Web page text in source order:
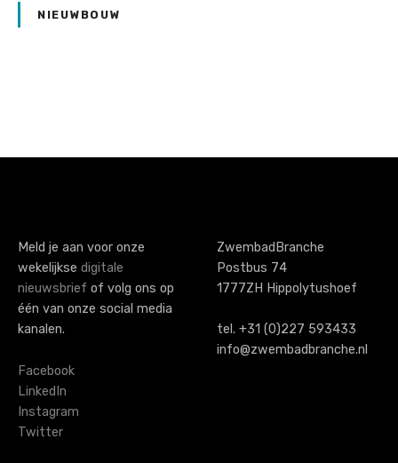
NIEUWBOUW
o
s
n
a
i
g
a
Meld je aan voor onze
wekelijkse digitale
nieuwsbrief of volg ons op
één van onze social media
kanalen.
Facebook
LinkedIn
Instagram
Twitter
ZwembadBranche
Postbus 74
1777ZH Hippolytushoef
tel. +31 (0)227 593433
info@zwembadbranche.nl